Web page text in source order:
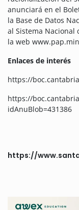
anunciará en el
la Base de Datos
al Sistema Nacional
la web
Enlaces de interés
https://
https://
idAnuBlob=431386